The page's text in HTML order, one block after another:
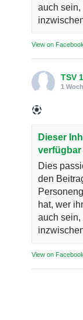
auch sein,
View on Facebook
TSV
1
Dieser
verfügbar
Dies
den
hat, wer
auch sein,
View on Facebook